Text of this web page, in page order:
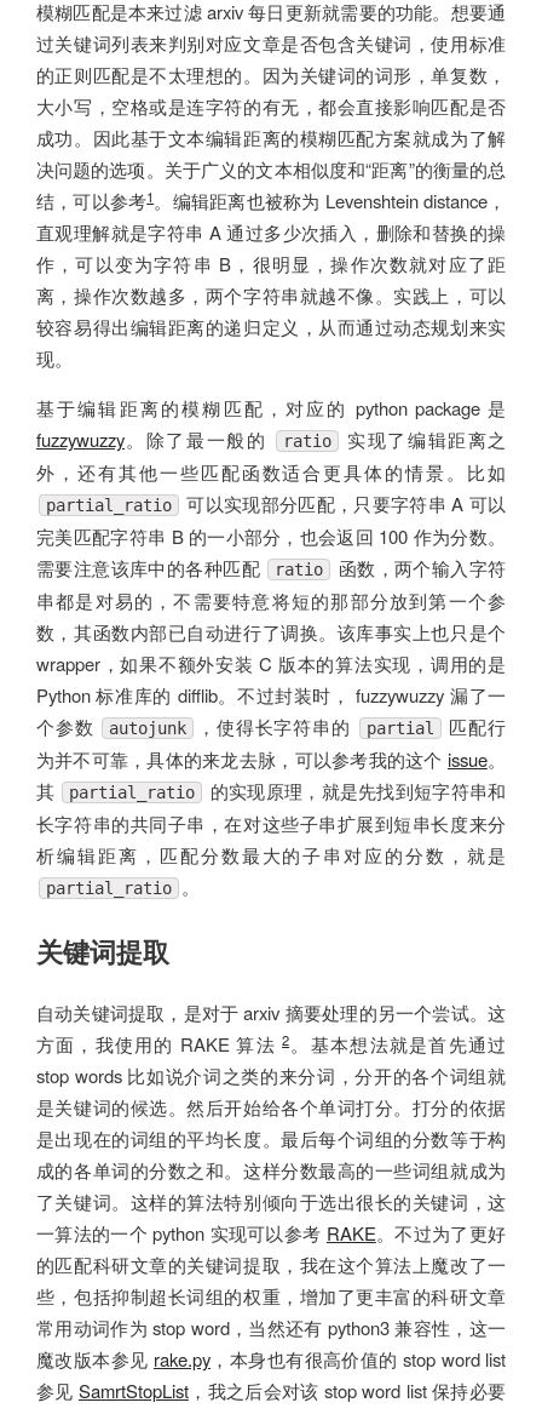
模糊匹配是本来过滤 arxiv 每日更新就需要的功能。想要通
过关键词列表来判别对应文章是否包含关键词，使用标准
的正则匹配是不太理想的。因为关键词的词形，单复数，
大小写，空格或是连字符的有无，都会直接影响匹配是否
成功。因此基于文本编辑距离的模糊匹配方案就成为了解
决问题的选项。关于广义的文本相似度和“距离”的衡量的总
结，可以参考1。编辑距离也被称为 Levenshtein distance，
直观理解就是字符串 A 通过多少次插入，删除和替换的操
作，可以变为字符串 B，很明显，操作次数就对应了距
离，操作次数越多，两个字符串就越不像。实践上，可以
较容易得出编辑距离的递归定义，从而通过动态规划来实
现。
基于编辑距离的模糊匹配，对应的 python package 是
fuzzywuzzy。除了最一般的 ratio
实现了编辑距离之
外，还有其他一些匹配函数适合更具体的情景。比如
partial_ratio
可以实现部分匹配，只要字符串 A 可以
完美匹配字符串 B 的一小部分，也会返回 100 作为分数。
需要注意该库中的各种匹配
ratio
函数，两个输入字符
串都是对易的，不需要特意将短的那部分放到第一个参
数，其函数内部已自动进行了调换。该库事实上也只是个
wrapper，如果不额外安装 C 版本的算法实现，调用的是
Python 标准库的 difflib。不过封装时， fuzzywuzzy 漏了一
个参数
autojunk ，使得长字符串的 partial
匹配行
为并不可靠，具体的来龙去脉，可以参考我的这个 issue。
其
partial_ratio
的实现原理，就是先找到短字符串和
长字符串的共同子串，在对这些子串扩展到短串长度来分
析编辑距离，匹配分数最大的子串对应的分数，就是
partial_ratio 。
关键词提取
自动关键词提取，是对于 arxiv 摘要处理的另一个尝试。这
方面，我使用的 RAKE 算法2。基本想法就是首先通过
stop words 比如说介词之类的来分词，分开的各个词组就
是关键词的候选。然后开始给各个单词打分。打分的依据
是出现在的词组的平均长度。最后每个词组的分数等于构
成的各单词的分数之和。这样分数最高的一些词组就成为
了关键词。这样的算法特别倾向于选出很长的关键词，这
一算法的一个 python 实现可以参考 RAKE。不过为了更好
的匹配科研文章的关键词提取，我在这个算法上魔改了一
些，包括抑制超长词组的权重，增加了更丰富的科研文章
常用动词作为 stop word，当然还有 python3 兼容性，这一
魔改版本参见 rake.py，本身也有很高价值的 stop word list
参见 SamrtStopList，我之后会对该 stop word list 保持必要